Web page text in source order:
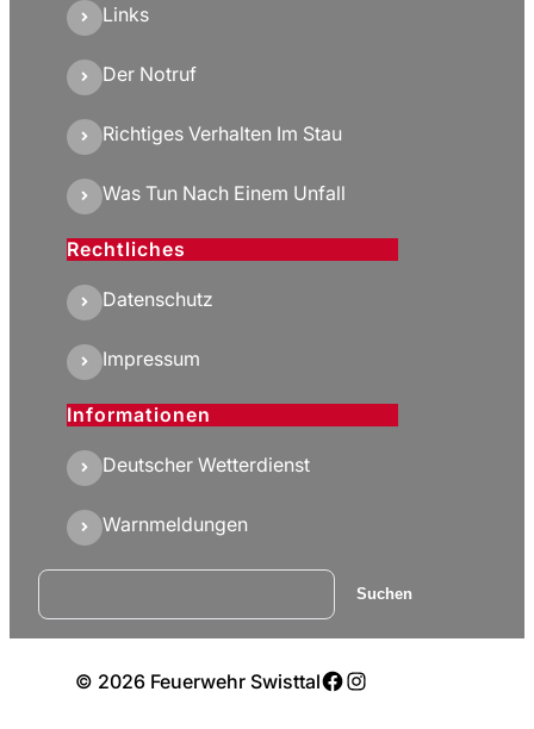
Links
Der Notruf
Richtiges Verhalten Im Stau
Was Tun Nach Einem Unfall
Rechtliches
Datenschutz
Impressum
Informationen
Deutscher Wetterdienst
Warnmeldungen
Suchen Suchen
© 2026 Feuerwehr SwisttalFacebook
Instagram